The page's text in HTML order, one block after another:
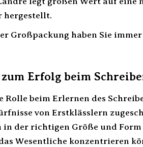
hergestellt.
Großpackung haben Sie
Erfolg beim
beim Erlernen des
von Erstklässlern
der richtigen Größe und
Wesentliche konzentrieren